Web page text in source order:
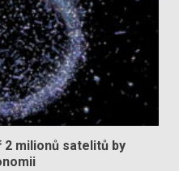
2 milionů satelitů by